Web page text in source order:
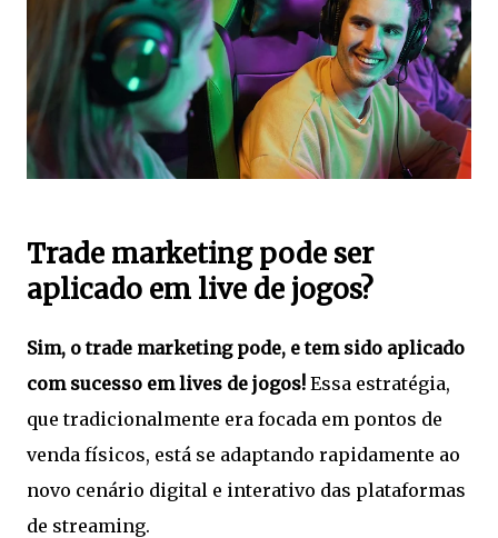
Trade marketing pode ser
aplicado em live de jogos?
Sim, o trade marketing pode, e tem sido aplicado
com sucesso em lives de jogos! Essa estratégia,
que tradicionalmente era focada em pontos de
venda físicos, está se adaptando rapidamente ao
novo cenário digital e interativo das plataformas
de streaming.